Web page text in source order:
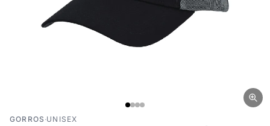
GORROS ·UNISEX